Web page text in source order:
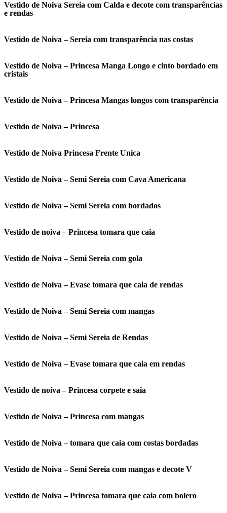
Vestido de Noiva Sereia com Calda e decote com transparências
e rendas
Vestido de Noiva – Sereia com transparência nas costas
Vestido de Noiva – Princesa Manga Longo e cinto bordado em
cristais
Vestido de Noiva – Princesa Mangas longos com transparência
Vestido de Noiva – Princesa
Vestido de Noiva Princesa Frente Unica
Vestido de Noiva – Semi Sereia com Cava Americana
Vestido de Noiva – Semi Sereia com bordados
Vestido de noiva – Princesa tomara que caia
Vestido de Noiva – Semi Sereia com gola
Vestido de Noiva – Evase tomara que caia de rendas
Vestido de Noiva – Semi Sereia com mangas
Vestido de Noiva – Semi Sereia de Rendas
Vestido de Noiva – Evase tomara que caia em rendas
Vestido de noiva – Princesa corpete e saia
Vestido de Noiva – Princesa com mangas
Vestido de Noiva – tomara que caia com costas bordadas
Vestido de Noiva – Semi Sereia com mangas e decote V
Vestido de Noiva – Princesa tomara que caia com bolero